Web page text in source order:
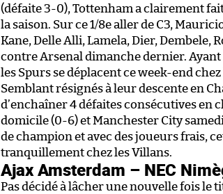
(défaite 3-0), Tottenham a clairement
la saison. Sur ce 1/8e aller de C3,
Kane, Delle Alli, Lamela, Dier, Dembele,
contre Arsenal dimanche dernier. Ayant
les Spurs se déplacent ce week-end
Semblant résignés à leur descente en
d’enchaîner 4 défaites consécutives en
domicile (0-6) et Manchester City
de champion et avec des joueurs frais,
tranquillement chez les Villans.
Ajax Amsterdam – NEC
Pas décidé à lâcher une nouvelle fois le